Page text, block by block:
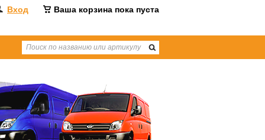
Вход Ваша корзина пока пуста